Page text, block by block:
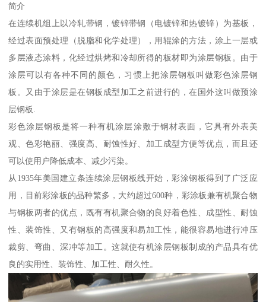
简介
在连续机组上以冷轧带钢，镀锌带钢（电镀锌和热镀锌）为基板，
经过表面预处理（脱脂和化学处理），用辊涂的方法，涂上一层或
多层液态涂料，化经过烘烤和冷却所得的板材即为涂层钢板。由于
涂层可以有各种不同的颜色，习惯上把涂层钢板叫做彩色涂层钢
板。又由于涂层是在钢板成型加工之前进行的，在国外这叫做预涂
层钢板.
彩色涂层钢板是将一种有机涂层涂敷于钢材表面，它具有外表美
观、色彩艳丽、强度高、耐蚀性好、加工成型方便等优点，而且还
可以使用户降低成本、减少污染。
从1935年美国建立条连续涂层钢板线开始，彩涂钢板得到了广泛应
用，目前彩涂板的品种繁多，大约超过600种，彩涂板兼有机聚合物
与钢板两者的优点，既有有机聚合物的良好着色性、成型性、耐蚀
性、装饰性、又有钢板的高强度和易加工性，能很容易地进行冲压
裁剪、弯曲、深冲等加工。这就使有机涂层钢板制成的产品具有优
良的实用性、装饰性、加工性、耐久性。